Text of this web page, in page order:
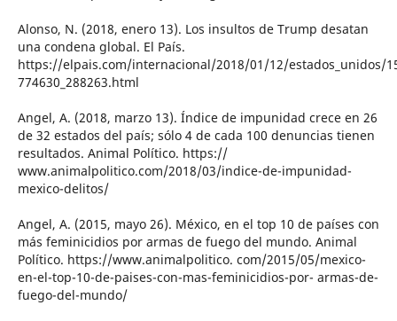
Alonso, N. (2018, enero 13). Los insultos de Trump desatan
una condena global. El País.
https://elpais.com/internacional/2018/01/12/estados_unidos/
774630_288263.html
Angel, A. (2018, marzo 13). Índice de impunidad crece en 26
de 32 estados del país; sólo 4 de cada 100 denuncias tienen
resultados. Animal Político. https://
www.animalpolitico.com/2018/03/indice-de-impunidad-
mexico-delitos/
Angel, A. (2015, mayo 26). México, en el top 10 de países con
más feminicidios por armas de fuego del mundo. Animal
Político. https://www.animalpolitico. com/2015/05/mexico-
en-el-top-10-de-paises-con-mas-feminicidios-por- armas-de-
fuego-del-mundo/